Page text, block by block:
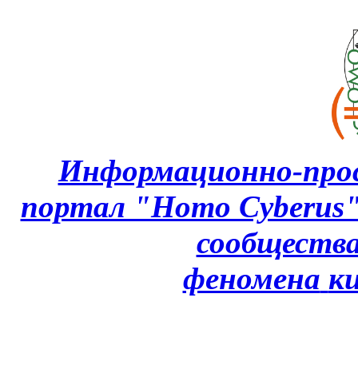
Информационно-
портал "Homo
феномена